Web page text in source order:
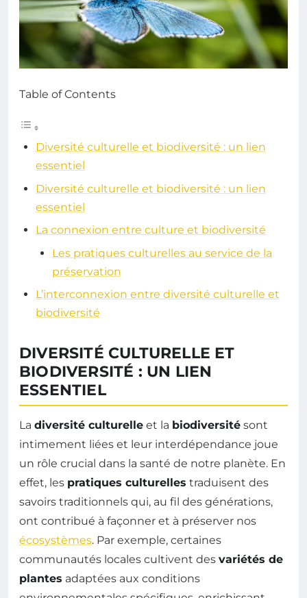
Table of Contents
Diversité culturelle et biodiversité : un lien
essentiel
Diversité culturelle et biodiversité : un lien
essentiel
La connexion entre culture et biodiversité
Les pratiques culturelles au service de la
préservation
L’interconnexion entre diversité culturelle et
biodiversité
DIVERSITÉ CULTURELLE ET
BIODIVERSITÉ : UN LIEN
ESSENTIEL
La diversité culturelle et la biodiversité sont
intimement liées et leur interdépendance joue
un rôle crucial dans la santé de notre planète. En
effet, les pratiques culturelles traduisent des
savoirs traditionnels qui, au fil des générations,
ont contribué à façonner et à préserver nos
écosystèmes. Par exemple, certaines
communautés locales cultivent des variétés de
plantes adaptées aux conditions